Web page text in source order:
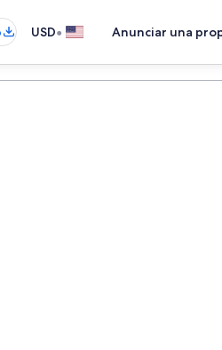
USD• Anunciar una